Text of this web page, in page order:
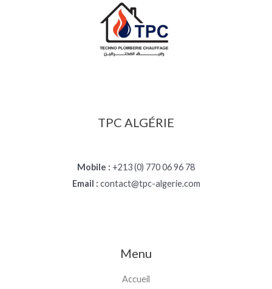
0
د
TPC ALGÉRIE
Mobile : +213 (0) 770 06 96 78
Email : contact@tpc-algerie.com
Menu
Accueil